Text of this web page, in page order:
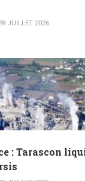
JUILLET 2026
: Tarascon